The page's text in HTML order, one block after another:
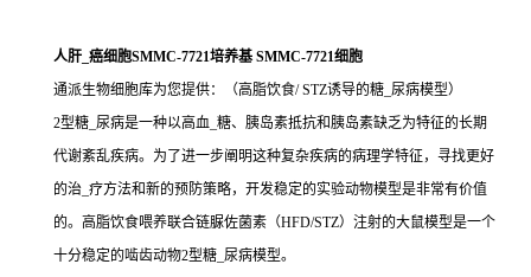
人肝_癌细胞SMMC-7721培养基 SMMC-7721细胞
通派生物细胞库为您提供：（高脂饮食/ STZ诱导的糖_尿病模型）
2型糖_尿病是一种以高血_糖、胰岛素抵抗和胰岛素缺乏为特征的长期
代谢紊乱疾病。为了进一步阐明这种复杂疾病的病理学特征，寻找更好
的治_疗方法和新的预防策略，开发稳定的实验动物模型是非常有价值
的。高脂饮食喂养联合链脲佐菌素（HFD/STZ）注射的大鼠模型是一个
十分稳定的啮齿动物2型糖_尿病模型。